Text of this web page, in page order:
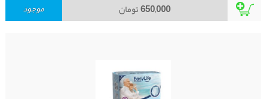
650,000تومان موجود